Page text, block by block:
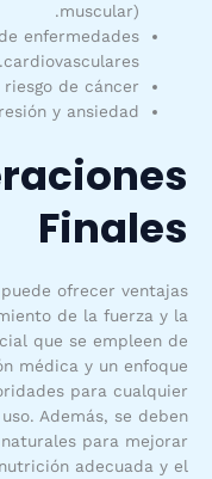
muscular).
enfermedades
cardiovasculares.
de cáncer.
y ansiedad.
Finales
ofrecer ventajas
de la fuerza y la
que se empleen de
médica y un enfoque
para cualquier
Además, se deben
para mejorar
adecuada y el